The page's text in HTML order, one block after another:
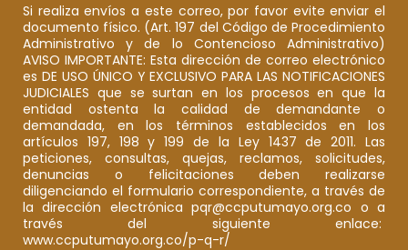
Si realiza envíos a este correo, por favor evite enviar el
documento físico. (Art. 197 del Código de Procedimiento
Administrativo y de lo Contencioso Administrativo)
AVISO IMPORTANTE: Esta dirección de correo electrónico
es DE USO ÚNICO Y EXCLUSIVO PARA LAS NOTIFICACIONES
JUDICIALES que se surtan en los procesos en que la
entidad ostenta la calidad de demandante o
demandada, en los términos establecidos en los
artículos 197, 198 y 199 de la Ley 1437 de 2011. Las
peticiones, consultas, quejas, reclamos, solicitudes,
denuncias o felicitaciones deben realizarse
diligenciando el formulario correspondiente, a través de
la dirección electrónica pqr@ccputumayo.org.co o a
través del siguiente enlace:
www.ccputumayo.org.co/p-q-r/